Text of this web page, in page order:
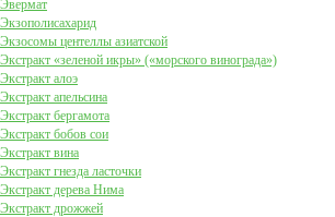
Эвермат
Экзополисахарид
Экзосомы центеллы азиатской
Экстракт «зеленой икры» («морского винограда»)
Экстракт алоэ
Экстракт апельсина
Экстракт бергамота
Экстракт бобов сои
Экстракт вина
Экстракт гнезда ласточки
Экстракт дерева Нима
Экстракт дрожжей